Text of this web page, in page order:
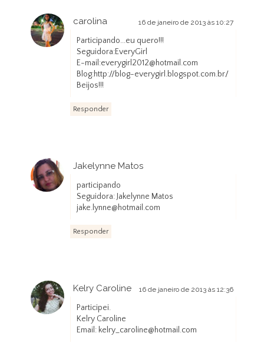
carolina 16 de janeiro de 2013 às 10:27
Participando...eu quero!!!
Seguidora:EveryGirl
E-mail:everygirl2012@hotmail.com
Blog:http://blog-everygirl.blogspot.com.br/
Beijos!!!
Responder
Jakelynne Matos
participando
Seguidora: Jakelynne Matos
jake.lynne@hotmail.com
Responder
Kelry Caroline 16 de janeiro de 2013 às 12:36
Participei.
Kelry Caroline
Email: kelry_caroline@hotmail.com